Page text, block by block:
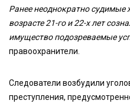
Ранее неоднократно судимые
возрасте 21-го и 22-х лет
имущество подозреваемые
правоохранители.
Следователи возбудили
преступления,